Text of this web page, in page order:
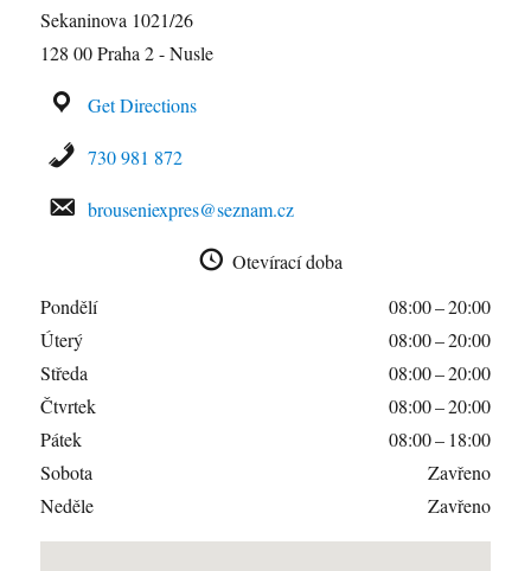
Sekaninova 1021/26
128 00 Praha 2 - Nusle
Get Directions
730 981 872
brouseniexpres@seznam.cz
Otevírací doba
Pondělí
08:00 – 20:00
Úterý
08:00 – 20:00
Středa
08:00 – 20:00
Čtvrtek
08:00 – 20:00
Pátek
08:00 – 18:00
Sobota
Zavřeno
Neděle
Zavřeno